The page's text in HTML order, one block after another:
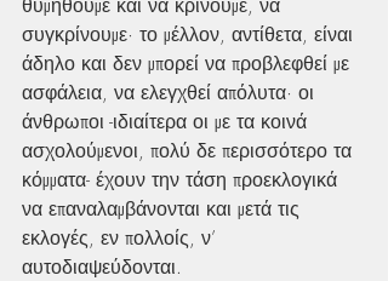
συγκρίνουμε· το μέλλον, αντίθετα, είναι
άδηλο και δεν μπορεί να προβλεφθεί με
ασφάλεια, να ελεγχθεί απόλυτα· οι
άνθρωποι -ιδιαίτερα οι με τα κοινά
ασχολούμενοι, πολύ δε περισσότερο τα
κόμματα- έχουν την τάση προεκλογικά
να επαναλαμβάνονται και μετά τις
εκλογές, εν πολλοίς, ν’
αυτοδιαψεύδονται.